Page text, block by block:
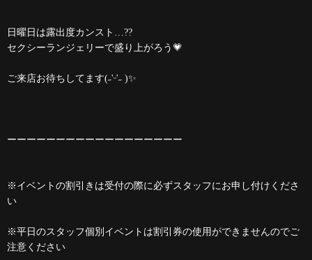
日曜日は露出度カンスト…??
セクシーランジェリーで盛り上がろう💗
ご来店お待ちしてます(˶'ᵕ'˶ )✨️
ーーーーーーーーーーーーーーーーーー
※イベントの割引きは受付の際に必ずスタッフにお申し付けくださ
い
※平日のスタッフ個別イベントは割引券の使用ができませんのでご
注意ください